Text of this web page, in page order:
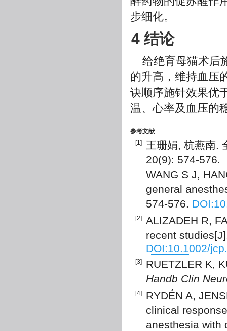
步细化。
4 结论
给绝育母猫术后
的升高，维持血压
诀顺序施针效果优
温、心率及血压的
参考文献
[1]
王珊娟, 杭燕南.
20(9): 574-576.
WANG S J,
general
574-576.
[2]
ALIZADEH R,
recent
DOI:10.1002/
[3]
RUETZLER K,
Handb Clin
[4]
RYDÉN A,
clinical
anesthesia with